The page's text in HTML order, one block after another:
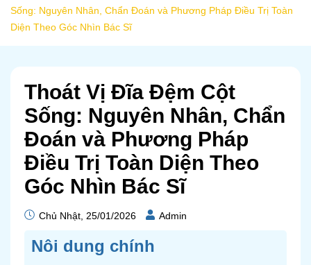
Sống: Nguyên Nhân, Chẩn Đoán và Phương Pháp Điều Trị Toàn
Diện Theo Góc Nhìn Bác Sĩ
Thoát Vị Đĩa Đệm Cột
Sống: Nguyên Nhân, Chẩn
Đoán và Phương Pháp
Điều Trị Toàn Diện Theo
Góc Nhìn Bác Sĩ
Chủ Nhật, 25/01/2026 Admin
Nôi dung chính